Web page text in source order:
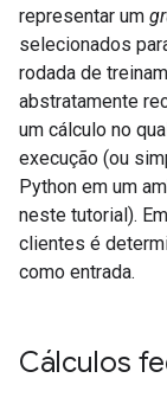
representar um
selecionados
rodada de
abstratamente
um cálculo no
execução (ou
Python em um
neste tutorial).
clientes é
como entrada.
Cálculos